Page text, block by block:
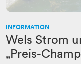
INFORMATION
Wels Strom
„Preis-